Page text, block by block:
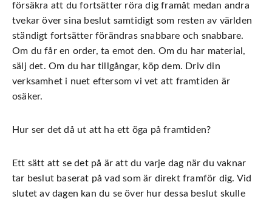
försäkra att du fortsätter röra dig framåt medan andra
tvekar över sina beslut samtidigt som resten av världen
ständigt fortsätter förändras snabbare och snabbare.
Om du får en order, ta emot den. Om du har material,
sälj det. Om du har tillgångar, köp dem. Driv din
verksamhet i nuet eftersom vi vet att framtiden är
osäker.
Hur ser det då ut att ha ett öga på framtiden?
Ett sätt att se det på är att du varje dag när du vaknar
tar beslut baserat på vad som är direkt framför dig. Vid
slutet av dagen kan du se över hur dessa beslut skulle